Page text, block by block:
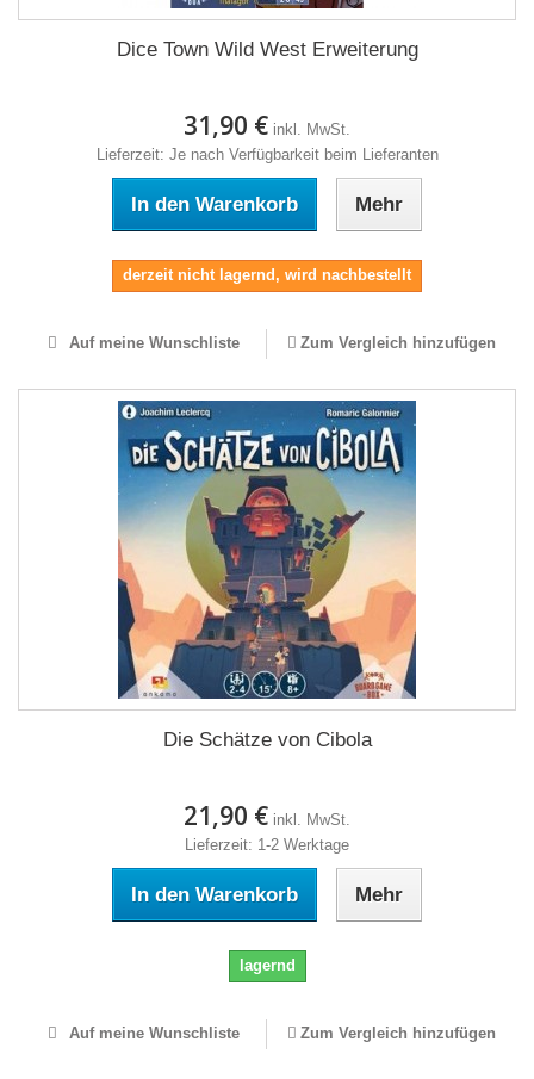
Dice Town Wild West Erweiterung
31,90 € inkl. MwSt.
Lieferzeit: Je nach Verfügbarkeit beim Lieferanten
In den Warenkorb Mehr
derzeit nicht lagernd, wird nachbestellt
Auf meine Wunschliste Zum Vergleich hinzufügen
Die Schätze von Cibola
21,90 € inkl. MwSt.
Lieferzeit: 1-2 Werktage
In den Warenkorb Mehr
lagernd
Auf meine Wunschliste Zum Vergleich hinzufügen